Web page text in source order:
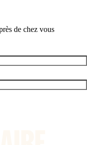
de chez vous